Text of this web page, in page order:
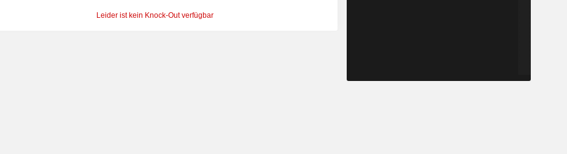
Leider ist kein Knock-Out verfügbar